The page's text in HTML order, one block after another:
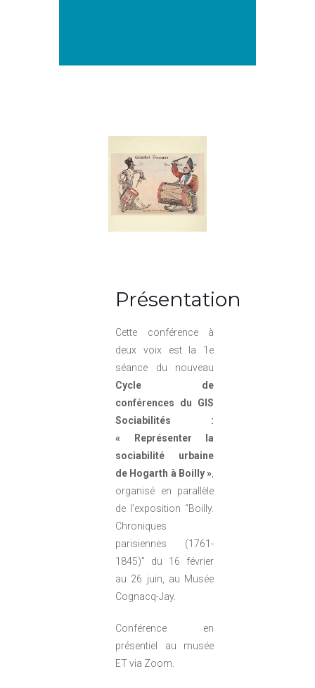
Présentation
Cette conférence à
deux voix est la 1e
séance du nouveau
Cycle de
conférences du GIS
Sociabilités :
« Représenter la
sociabilité urbaine
de Hogarth à Boilly »
organisé en parallèle
de l’exposition “Boilly.
Chroniques
parisiennes (1761-
1845)” du 16 février
au 26 juin, au Musée
Cognacq-Jay.
Conférence en
présentiel au musée
ET via Zoom.